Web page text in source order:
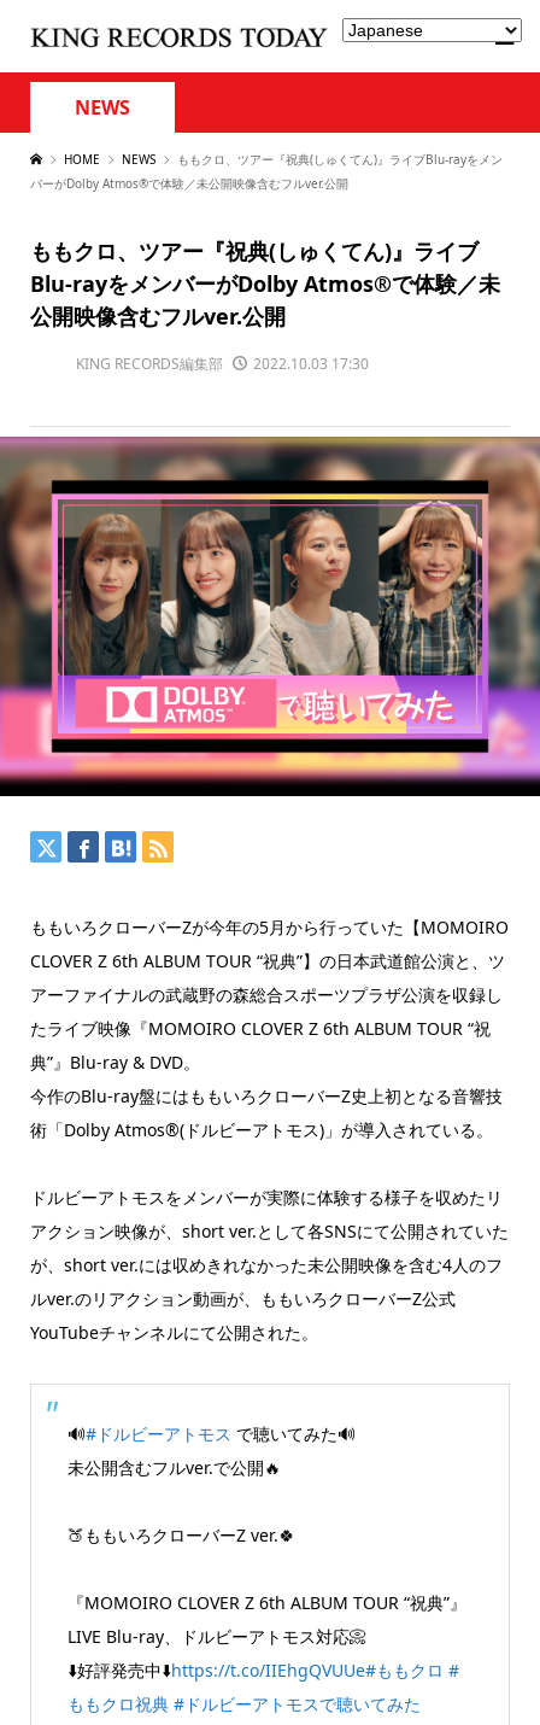
NEWS
HOME NEWS
ももクロ、ツアー『祝典(しゅくてん)』ライブBlu-rayをメン
バーがDolby Atmos®で体験／未公開映像含むフルver.公開
ももクロ、ツアー『祝典(しゅくてん)』ライブ
Blu-rayをメンバーがDolby Atmos®で体験／未
公開映像含むフルver.公開
KING RECORDS編集部 2022.10.03 17:30
ももいろクローバーZが今年の5月から行っていた【MOMOIRO
CLOVER Z 6th ALBUM TOUR “祝典”】の日本武道館公演と、ツ
アーファイナルの武蔵野の森総合スポーツプラザ公演を収録し
たライブ映像『MOMOIRO CLOVER Z 6th ALBUM TOUR “祝
典”』Blu-ray & DVD。
今作のBlu-ray盤にはももいろクローバーZ史上初となる音響技
術「Dolby Atmos®(ドルビーアトモス)」が導入されている。
ドルビーアトモスをメンバーが実際に体験する様子を収めたリ
アクション映像が、short ver.として各SNSにて公開されていた
が、short ver.には収めきれなかった未公開映像を含む4人のフ
ルver.のリアクション動画が、ももいろクローバーZ公式
YouTubeチャンネルにて公開された。
🔊#ドルビーアトモス で聴いてみた🔊
未公開含むフルver.で公開🔥
🍑ももいろクローバーZ ver.🍀
『MOMOIRO CLOVER Z 6th ALBUM TOUR “祝典”』
LIVE Blu-ray、ドルビーアトモス対応📀
⬇️好評発売中⬇️https://t.co/IIEhgQVUUe#ももクロ #
ももクロ祝典 #ドルビーアトモスで聴いてみた